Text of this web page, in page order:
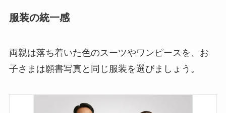
服装の統一感
両親は落ち着いた色のスーツやワンピースを、お
子さまは願書写真と同じ服装を選びましょう。